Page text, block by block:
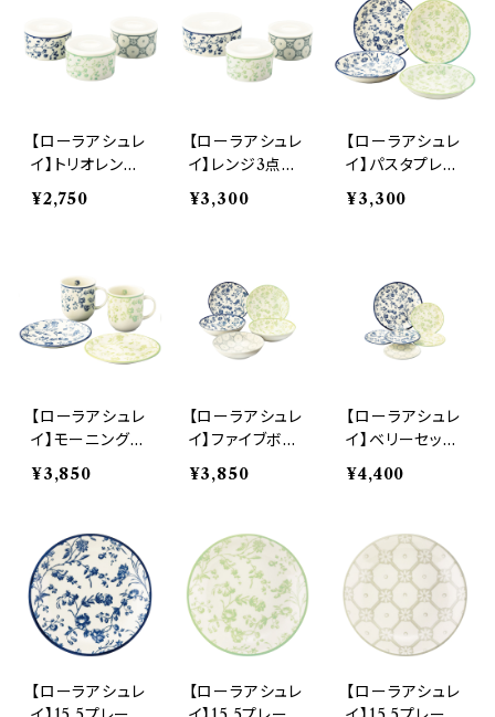
【ローラアシュレ
イ】トリオレンジ
セット【LA110】
LA110-82−S3
¥2,750
【ローラアシュレ
イ】レンジ3点セ
ット【LA110】LA
110-82−3
¥3,300
【ローラアシュレ
イ】パスタプレー
トセット【LA11
0】LA110-184
¥3,300
【ローラアシュレ
イ】モーニングペ
アセット【LA11
0】LA110-17
¥3,850
【ローラアシュレ
イ】ファイブボウ
ルセット【LA11
0】LA110-72
¥3,850
【ローラアシュレ
イ】ベリーセット
【LA110】LA110
-52
¥4,400
【ローラアシュレ
【ローラアシュレ
【ローラアシュレ